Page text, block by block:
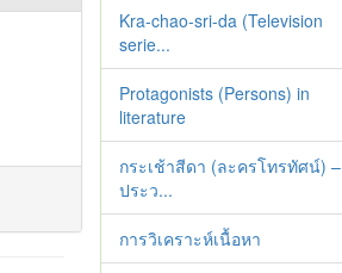
Kra-chao-sri-da (Television
serie...
Protagonists (Persons) in
literature
กระเช้าสีดา (ละครโทรทัศน์) –
ประว...
การวิเคราะห์เนื้อหา